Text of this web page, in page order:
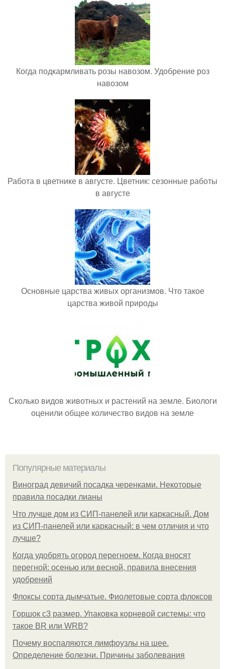
Когда подкармливать розы навозом. Удобрение роз
навозом
Работа в цветнике в августе. Цветник: сезонные работы
в августе
Основные царства живых организмов. Что такое
царства живой природы
Сколько видов животных и растений на земле. Биологи
оценили общее количество видов на земле
Популярные материалы
Виноград девичий посадка черенками. Некоторые
правила посадки лианы
Что лучше дом из СИП-панелей или каркасный. Дом
из СИП-панелей или каркасный: в чем отличия и что
лучше?
Когда удобрять огород перегноем. Когда вносят
перегной: осенью или весной, правила внесения
удобрений
Флоксы сорта дымчатые. Фиолетовые сорта флоксов
Горшок с3 размер. Упаковка корневой системы: что
такое BR или WRB?
Почему воспаляются лимфоузлы на шее.
Определение болезни. Причины заболевания